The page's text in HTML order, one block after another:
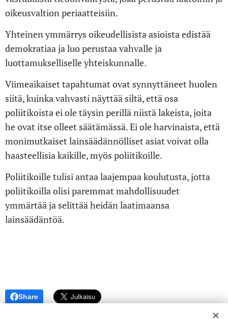
oikeusvaltion periaatteisiin.
Yhteinen ymmärrys oikeudellisista asioista edistää
demokratiaa ja luo perustaa vahvalle ja
luottamukselliselle yhteiskunnalle.
Viimeaikaiset tapahtumat ovat synnyttäneet huolen
siitä, kuinka vahvasti näyttää siltä, että osa
poliitikoista ei ole täysin perillä niistä lakeista, joita
he ovat itse olleet säätämässä. Ei ole harvinaista, että
monimutkaiset lainsäädännölliset asiat voivat olla
haasteellisia kaikille, myös poliitikoille.
Poliitikoille tulisi antaa laajempaa koulutusta, jotta
poliitikoilla olisi paremmat mahdollisuudet
ymmärtää ja selittää heidän laatimaansa
lainsäädäntöä.
Share